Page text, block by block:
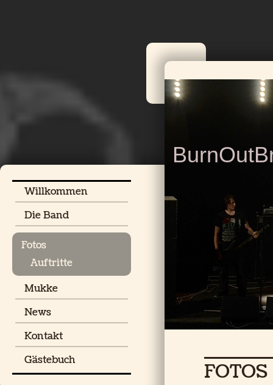
Willkommen
Die Band
Fotos
Auftritte
Mukke
News
Kontakt
Gästebuch
FOTOS